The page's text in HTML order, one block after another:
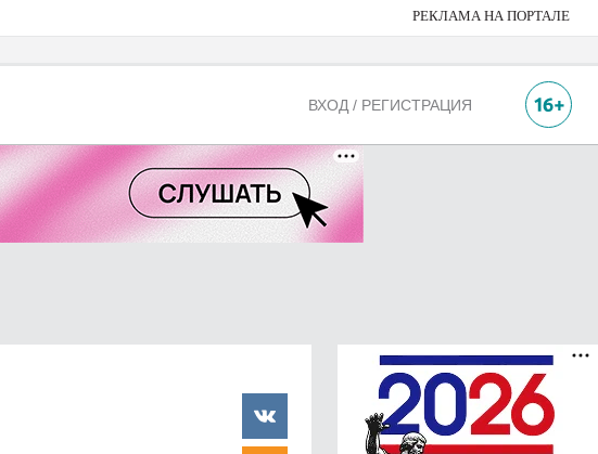
РЕКЛАМА НА ПОРТАЛЕ
ВХОД / РЕГИСТРАЦИЯ